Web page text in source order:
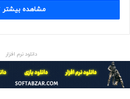
فضای ذخیره‌سازی عرضه می‌شود. تنها
مشاهده بیشتر
دانلود نرم افزار